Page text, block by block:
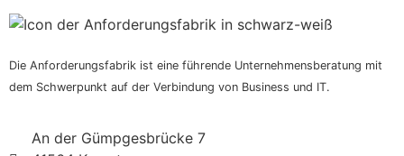
Die Anforderungsfabrik ist eine führende Unternehmensberatung mit
dem Schwerpunkt auf der Verbindung von Business und IT.
An der Gümpgesbrücke 7